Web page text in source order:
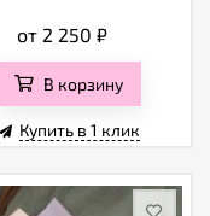
от 2 250 ₽
В корзину
Купить в 1 клик